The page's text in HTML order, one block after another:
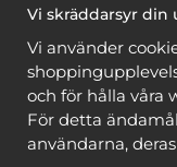
ner många
när du handlar
är
Vi skräddarsyr din
Vi använder
och för hålla våra
För detta
användarna,